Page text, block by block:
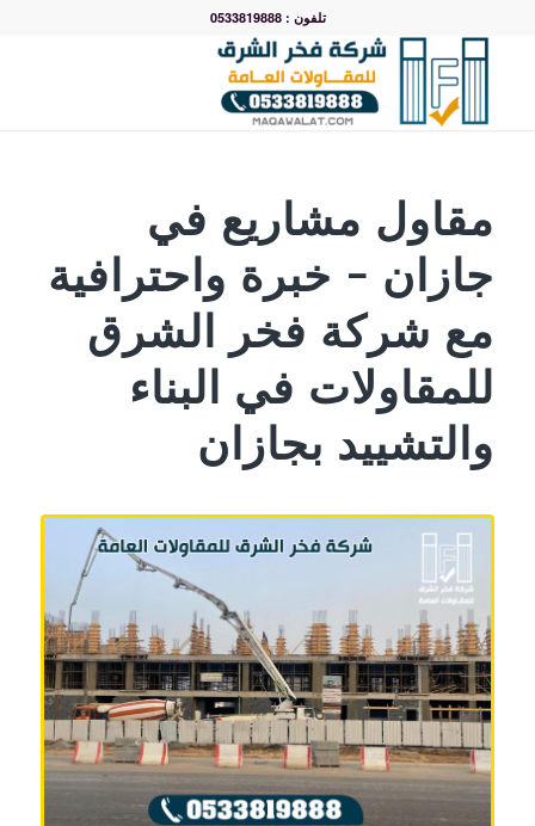
تلفون : 0533819888
مقاول مشاريع في
جازان – خبرة واحترافية
مع شركة فخر الشرق
للمقاولات في البناء
والتشييد بجازان